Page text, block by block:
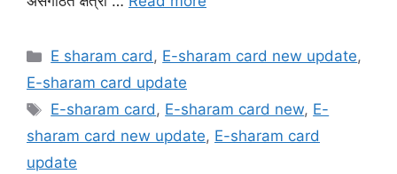
Categories
E sharam card, E-sharam card new update,
E-sharam card update
Tags
E-sharam card, E-sharam card new, E-
sharam card new update, E-sharam card
update